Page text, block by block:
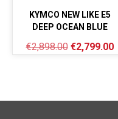
KYMCO NEW LIKE E5
DEEP OCEAN BLUE
€2,898.00 €2,799.00